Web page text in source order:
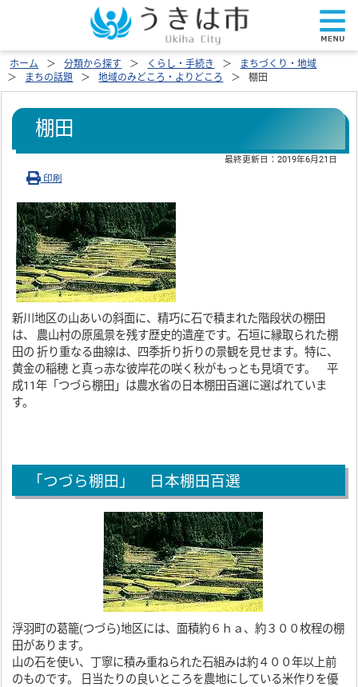
ホーム 分類から探す くらし・手続き
まちづくり・地域
まちの話題
地域のみどころ・よりどころ 棚田
棚田
最終更新日：2019年6月21日
印刷
新川地区の山あいの斜面に、精巧に石で積まれた階段状の棚田
は、 農山村の原風景を残す歴史的遺産です。石垣に縁取られた棚
田の 折り重なる曲線は、四季折り折りの景観を見せます。特に、
黄金の稲穂 と真っ赤な彼岸花の咲く秋がもっとも見頃です。 平
成11年「つづら棚田」は農水省の日本棚田百選に選ばれていま
す。
「つづら棚田」 日本棚田百選
浮羽町の葛籠(つづら)地区には、面積約６ｈａ、約３００枚程の棚
田があります。
山の石を使い、丁寧に積み重ねられた石組みは約４００年以上前
のものです。 日当たりの良いところを農地にしている米作りを優